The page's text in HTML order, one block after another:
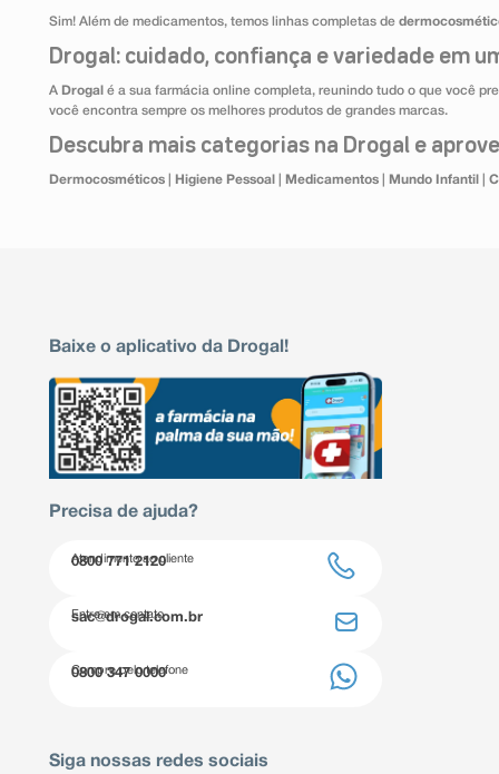
Sim! Além de medicamentos, temos linhas completas de
Drogal: cuidado, confiança e variedade em
A Drogal é a sua farmácia online completa, reunindo tudo o que você
você encontra sempre os melhores produtos de grandes marcas.
Descubra mais categorias na Drogal e
Dermocosméticos Higiene Pessoal Medicamentos Mundo Infantil
Baixe o aplicativo da Drogal!
Precisa de ajuda?
Atendimento ao cliente
0800 771 2120
Entre em contato
sac@drogal.com.br
Compre pelo telefone
0800 347 0000
Siga nossas redes sociais